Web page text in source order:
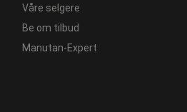
Våre selgere
Be om tilbud
Manutan-Expert